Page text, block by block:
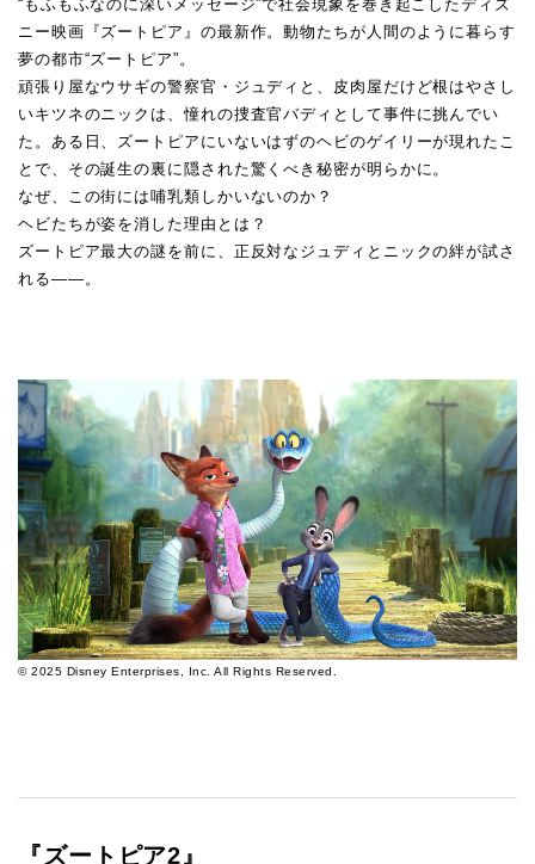
“もふもふなのに深いメッセージ”で社会現象を巻き起こしたディズ
ニー映画『ズートピア』の最新作。動物たちが人間のように暮らす
夢の都市“ズートピア”。
頑張り屋なウサギの警察官・ジュディと、皮肉屋だけど根はやさし
いキツネのニックは、憧れの捜査官バディとして事件に挑んでい
た。ある日、ズートピアにいないはずのヘビのゲイリーが現れたこ
とで、その誕生の裏に隠された驚くべき秘密が明らかに。
なぜ、この街には哺乳類しかいないのか？
ヘビたちが姿を消した理由とは？
ズートピア最大の謎を前に、正反対なジュディとニックの絆が試さ
れる——。
© 2025 Disney Enterprises, Inc. All Rights Reserved.
『ズートピア2』